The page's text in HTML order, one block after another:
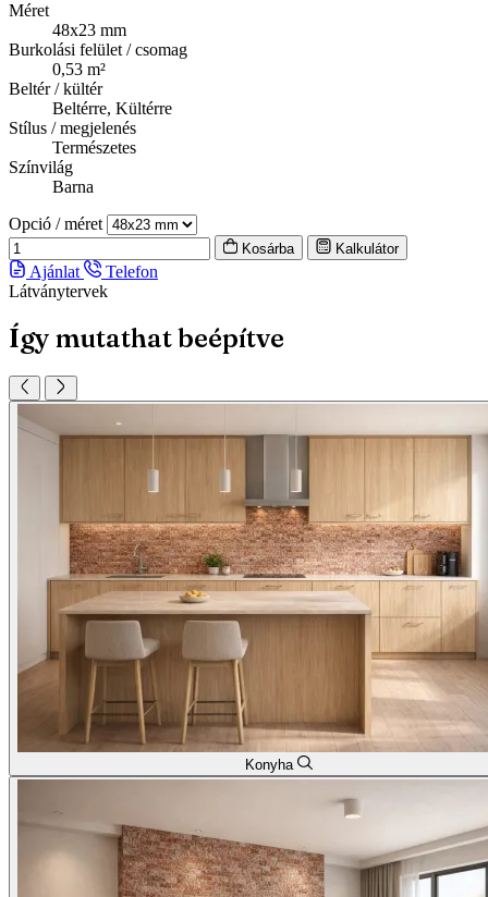
Méret
48x23 mm
Burkolási felület / csomag
0,53 m²
Beltér / kültér
Beltérre, Kültérre
Stílus / megjelenés
Természetes
Színvilág
Barna
Opció / méret
Kosárba Kalkulátor
Ajánlat
Telefon
Látványtervek
Így mutathat beépítve
Konyha